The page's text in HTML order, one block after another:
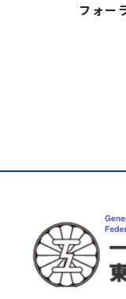
フォーラム